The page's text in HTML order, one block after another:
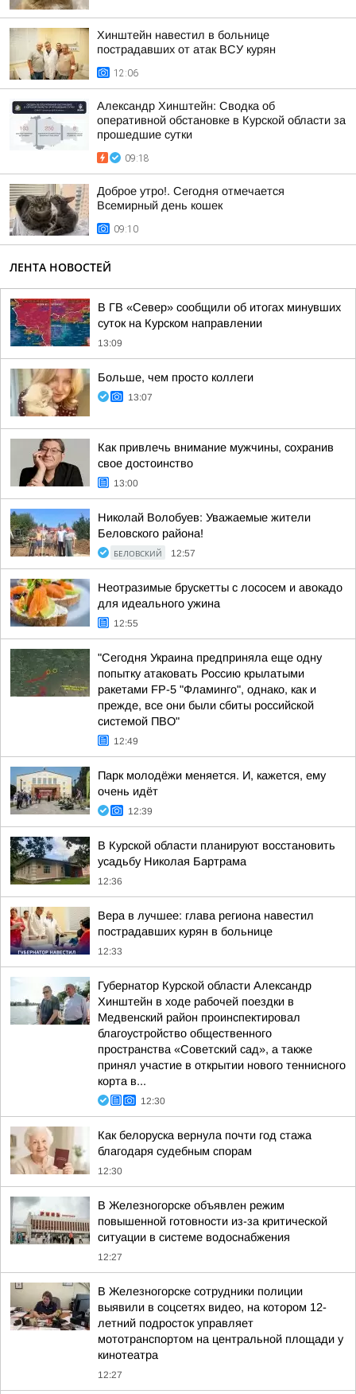
Хинштейн навестил в больнице
пострадавших от атак ВСУ курян
12:06
Александр Хинштейн: Сводка об
оперативной обстановке в Курской области за
прошедшие сутки
09:18
Доброе утро!. Сегодня отмечается
Всемирный день кошек
09:10
ЛЕНТА НОВОСТЕЙ
В ГВ «Север» сообщили об итогах минувших
суток на Курском направлении
13:09
Больше, чем просто коллеги
13:07
Как привлечь внимание мужчины, сохранив
свое достоинство
13:00
Николай Волобуев: Уважаемые жители
Беловского района!
БЕЛОВСКИЙ 12:57
Неотразимые брускетты с лососем и авокадо
для идеального ужина
12:55
"Сегодня Украина предприняла еще одну
попытку атаковать Россию крылатыми
ракетами FP-5 "Фламинго", однако, как и
прежде, все они были сбиты российской
системой ПВО"
12:49
Парк молодёжи меняется. И, кажется, ему
очень идёт
12:39
В Курской области планируют восстановить
усадьбу Николая Бартрама
12:36
Вера в лучшее: глава региона навестил
пострадавших курян в больнице
12:33
Губернатор Курской области Александр
Хинштейн в ходе рабочей поездки в
Медвенский район проинспектировал
благоустройство общественного
пространства «Советский сад», а также
принял участие в открытии нового теннисного
корта в...
12:30
Как белоруска вернула почти год стажа
благодаря судебным спорам
12:30
В Железногорске объявлен режим
повышенной готовности из-за критической
ситуации в системе водоснабжения
12:27
В Железногорске сотрудники полиции
выявили в соцсетях видео, на котором 12-
летний подросток управляет
мототранспортом на центральной площади у
кинотеатра
12:27